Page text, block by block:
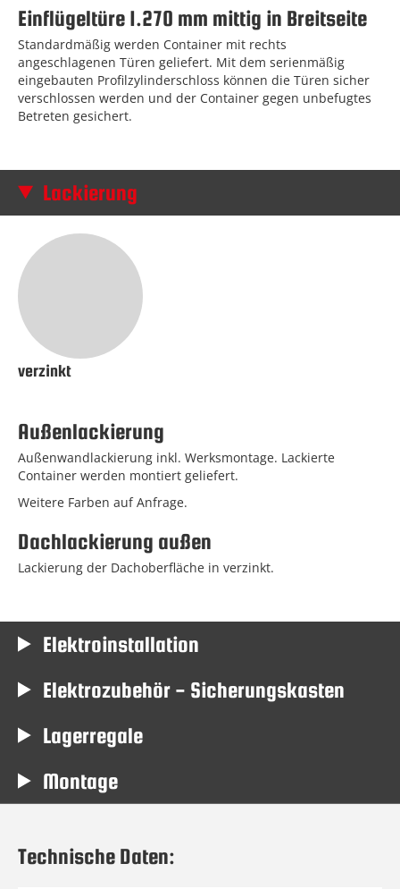
Einflügeltüre 1.270 mm mittig in Breitseite
Standardmäßig werden Container mit rechts
angeschlagenen Türen geliefert. Mit dem serienmäßig
eingebauten Profilzylinderschloss können die Türen sicher
verschlossen werden und der Container gegen unbefugtes
Betreten gesichert.
Lackierung
verzinkt
Außenlackierung
Außenwandlackierung inkl. Werksmontage. Lackierte
Container werden montiert geliefert.
Weitere Farben auf Anfrage.
Dachlackierung außen
Lackierung der Dachoberfläche in verzinkt.
Elektroinstallation
Elektrozubehör - Sicherungskasten
Lagerregale
Montage
Technische Daten: